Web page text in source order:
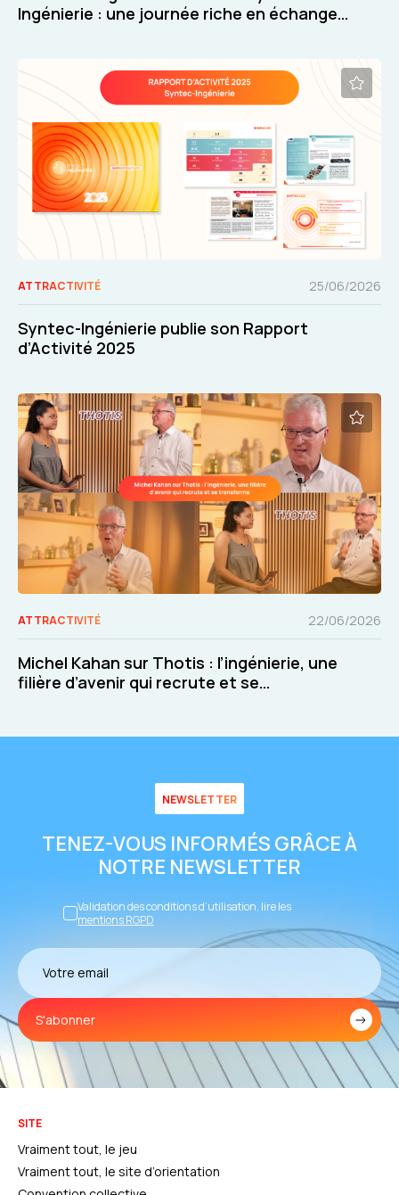
Ingénierie : une journée riche en échanges
ATTRACTIVITÉ 25/06/2026
Syntec-Ingénierie publie son Rapport
d’Activité 2025
ATTRACTIVITÉ 22/06/2026
Michel Kahan sur Thotis : l’ingénierie, une
filière d’avenir qui recrute et se
NEWSLETTER
TENEZ-VOUS INFORMÉS GRÂCE À
NOTRE NEWSLETTER
Validation des conditions d’utilisation, lire les
mentions RGPD
S'abonner
SITE
Vraiment tout, le jeu
Vraiment tout, le site d’orientation